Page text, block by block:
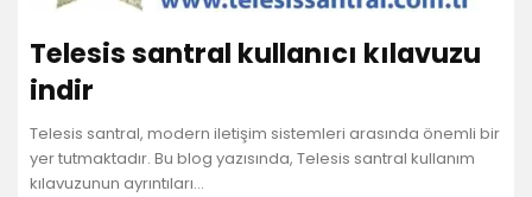
Telesis santral kullanıcı kılavuzu
indir
Telesis santral, modern iletişim sistemleri arasında önemli bir
yer tutmaktadır. Bu blog yazısında, Telesis santral kullanım
kılavuzunun ayrıntıları…